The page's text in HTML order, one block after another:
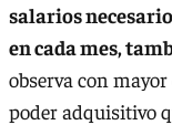
salarios
en cada mes,
observa con
poder adquisitivo